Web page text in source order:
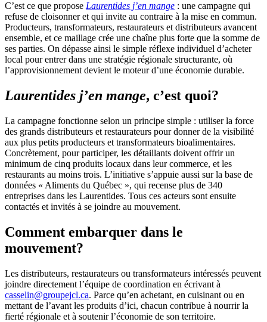
C’est ce que propose Laurentides j’en mange : une campagne qui
refuse de cloisonner et qui invite au contraire à la mise en commun.
Producteurs, transformateurs, restaurateurs et distributeurs avancent
ensemble, et ce maillage crée une chaîne plus forte que la somme de
ses parties. On dépasse ainsi le simple réflexe individuel d’acheter
local pour entrer dans une stratégie régionale structurante, où
l’approvisionnement devient le moteur d’une économie durable.
Laurentides j’en mange, c’est quoi?
La campagne fonctionne selon un principe simple : utiliser la force
des grands distributeurs et restaurateurs pour donner de la visibilité
aux plus petits producteurs et transformateurs bioalimentaires.
Concrètement, pour participer, les détaillants doivent offrir un
minimum de cinq produits locaux dans leur commerce, et les
restaurants au moins trois. L’initiative s’appuie aussi sur la base de
données « Aliments du Québec », qui recense plus de 340
entreprises dans les Laurentides. Tous ces acteurs sont ensuite
contactés et invités à se joindre au mouvement.
Comment embarquer dans le
mouvement?
Les distributeurs, restaurateurs ou transformateurs intéressés peuvent
joindre directement l’équipe de coordination en écrivant à
casselin@groupejcl.ca. Parce qu’en achetant, en cuisinant ou en
mettant de l’avant les produits d’ici, chacun contribue à nourrir la
fierté régionale et à soutenir l’économie de son territoire.